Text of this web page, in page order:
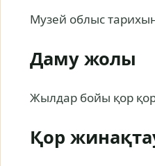
Музей облыс
Даму жолы
Жылдар бойы қор
Қор